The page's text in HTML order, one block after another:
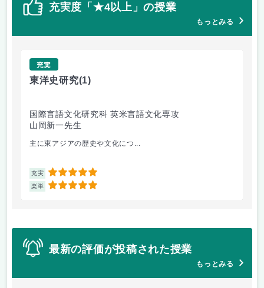
充実度「★4以上」の授業
もっとみる
充実
東洋史研究(1)
国際言語文化研究科 英米言語文化専攻
山岡新一先生
主に東アジアの歴史や文化につ...
充実 5
楽単 5
最新の評価が投稿された授業
もっとみる